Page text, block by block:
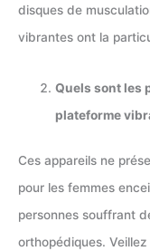
disques de
vibrantes ont la
Quels sont les
plateforme
Ces appareils ne
pour les femmes
personnes souffrant
orthopédiques.